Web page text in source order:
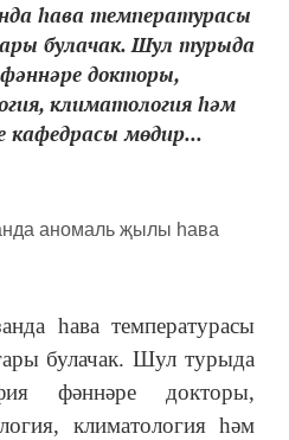
һава температурасы
булачак. Шул турыда
докторы,
климатология һәм
кафедрасы мөдир...
һава температурасы
булачак. Шул турыда
фәннәре докторы,
климатология һәм